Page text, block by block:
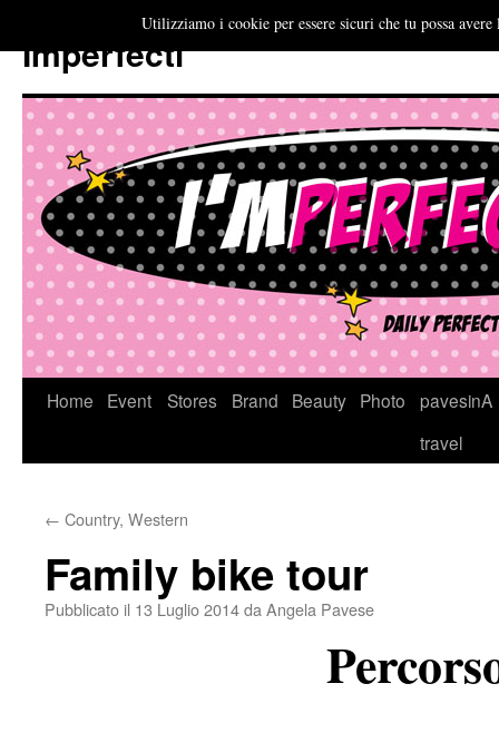
Imperfecti
VaiHome Event Stores Brand Beauty Photo
pavesinA
travel
← Country, Western
Family bike tour
Pubblicato il 13 Luglio 2014da Angela Pavese
Utilizziamo i cookie per essere sicuri che tu possa